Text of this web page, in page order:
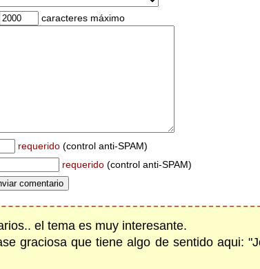
caracteres máximo
requerido (control anti-SPAM)
requerido (control anti-SPAM)
el tema es muy interesante.
graciosa que tiene algo de sentido aqui: